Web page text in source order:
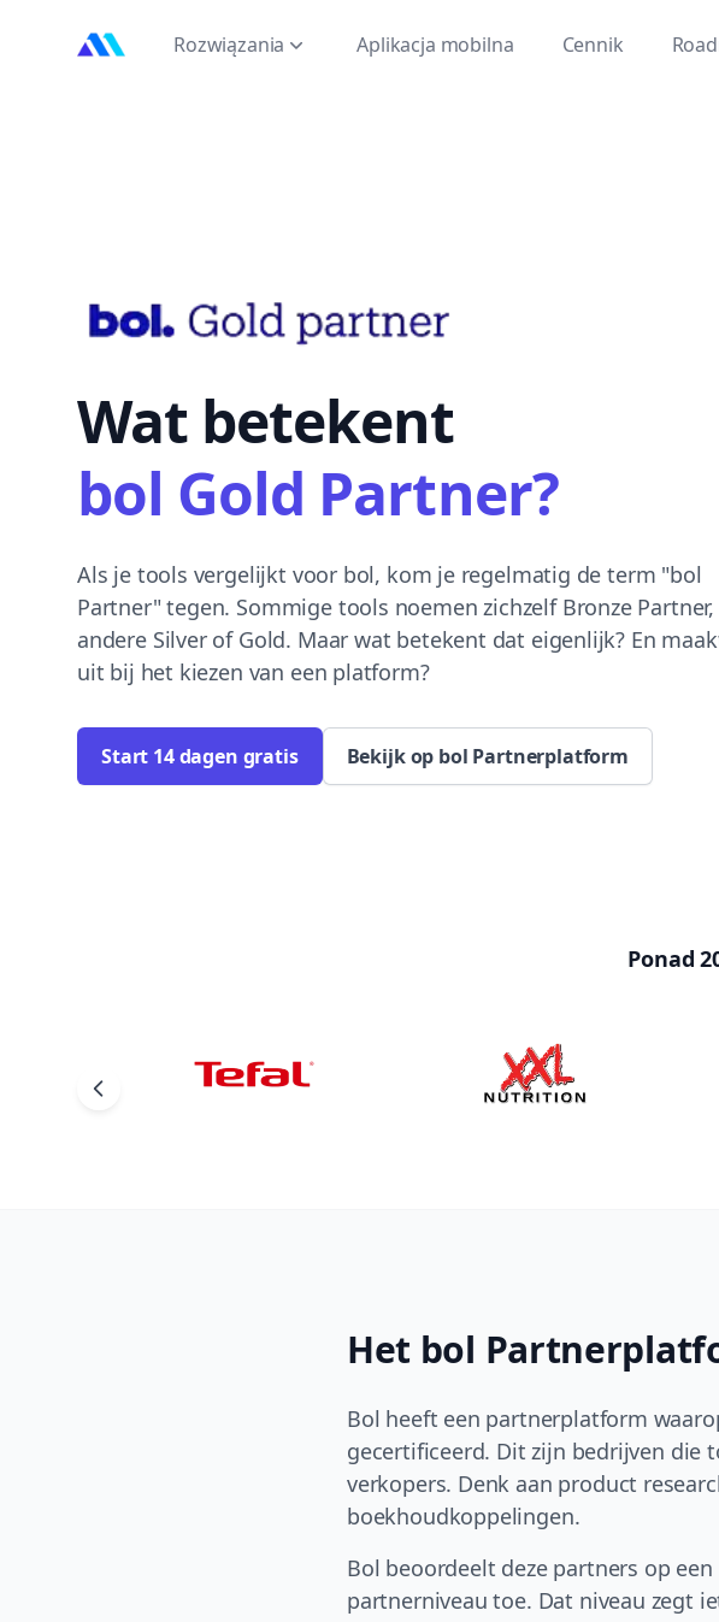
MarktMentorRozwiązania Aplikacja mobilna Cennik
Wat betekent
bol Gold Partner?
Als je tools vergelijkt voor bol, kom je regelmatig de term "bol
Partner" tegen. Sommige tools noemen zichzelf Bronze Partner,
andere Silver of Gold. Maar wat betekent dat eigenlijk? En
uit bij het kiezen van een platform?
Start 14 dagen gratis Bekijk op bol Partnerplatform
Ponad
Het bol
Bol heeft een partnerplatform
gecertificeerd. Dit zijn bedrijven die
verkopers. Denk aan product
boekhoudkoppelingen.
Bol beoordeelt deze partners op
partnerniveau toe. Dat niveau zegt